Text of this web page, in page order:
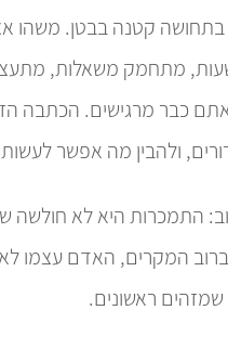
קטנה בבטן. משהו
מתחמק משאלות,
כבר מרגישים. הכתבה
ולהבין מה אפשר
התמכרות היא לא חולשה של
המקרים, האדם עצמו
ראשונים.